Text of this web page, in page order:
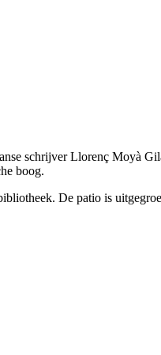
schrijverLlorenç Moyà
boog.
De patio is